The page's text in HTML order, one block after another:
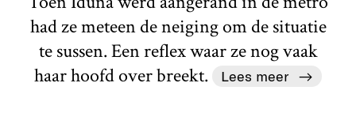
had ze meteen de neiging om de situatie
te sussen. Een reflex waar ze nog vaak
haar hoofd over breekt.
Lees meer